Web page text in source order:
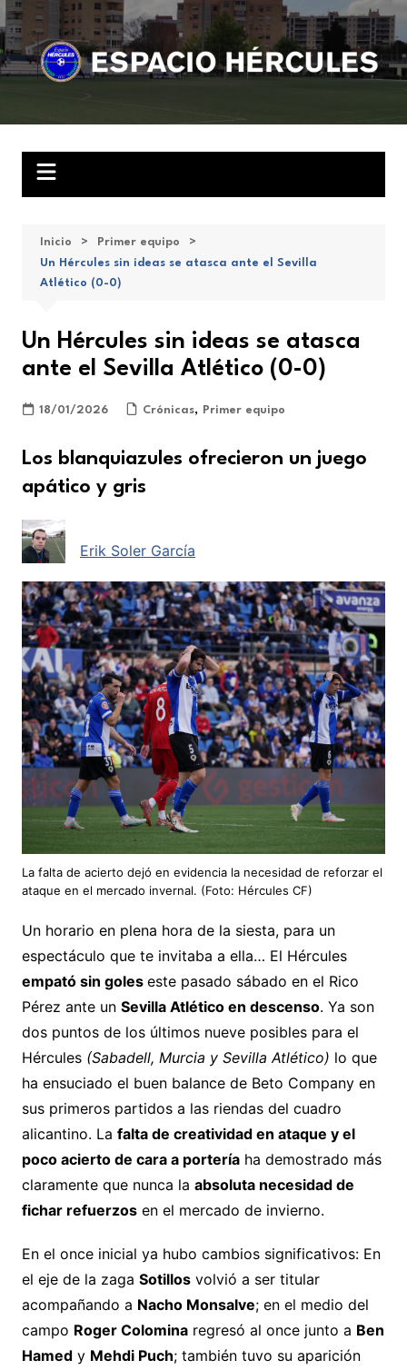
Saltar
al
contenido
Inicio
Primer equipo
Un Hércules sin ideas se atasca ante el Sevilla
Atlético (0-0)
Un Hércules sin ideas se atasca
ante el Sevilla Atlético (0-0)
18/01/2026 Crónicas, Primer equipo
Los blanquiazules ofrecieron un juego
apático y gris
Erik Soler García
La falta de acierto dejó en evidencia la necesidad de reforzar el
ataque en el mercado invernal. (Foto: Hércules CF)
Un horario en plena hora de la siesta, para un
espectáculo que te invitaba a ella… El Hércules
empató sin goles este pasado sábado en el Rico
Pérez ante un Sevilla Atlético en descenso. Ya son
dos puntos de los últimos nueve posibles para el
Hércules (Sabadell, Murcia y Sevilla Atlético) lo que
ha ensuciado el buen balance de Beto Company en
sus primeros partidos a las riendas del cuadro
alicantino. La falta de creatividad en ataque y el
poco acierto de cara a porteríaha demostrado más
claramente que nunca la absoluta necesidad de
fichar refuerzosen el mercado de invierno.
En el once inicial ya hubo cambios significativos: En
el eje de la zaga Sotillosvolvió a ser titular
acompañando a Nacho Monsalve; en el medio del
campo Roger Colominaregresó al once junto a Ben
Hamedy Mehdi Puch; también tuvo su aparición